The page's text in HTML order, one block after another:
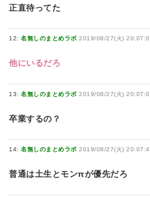
正直待ってた
12: 名無しのまとめラボ 2019/08/27(火)
他にいるだろ
13: 名無しのまとめラボ 2019/08/27(火)
卒業するの？
14: 名無しのまとめラボ 2019/08/27(火)
普通は土生とモンπが優先だろ